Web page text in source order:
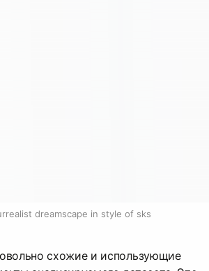
dreamscape in style of sks
схожие и использующие